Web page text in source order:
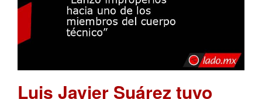
Luis Javier Suárez tuvo